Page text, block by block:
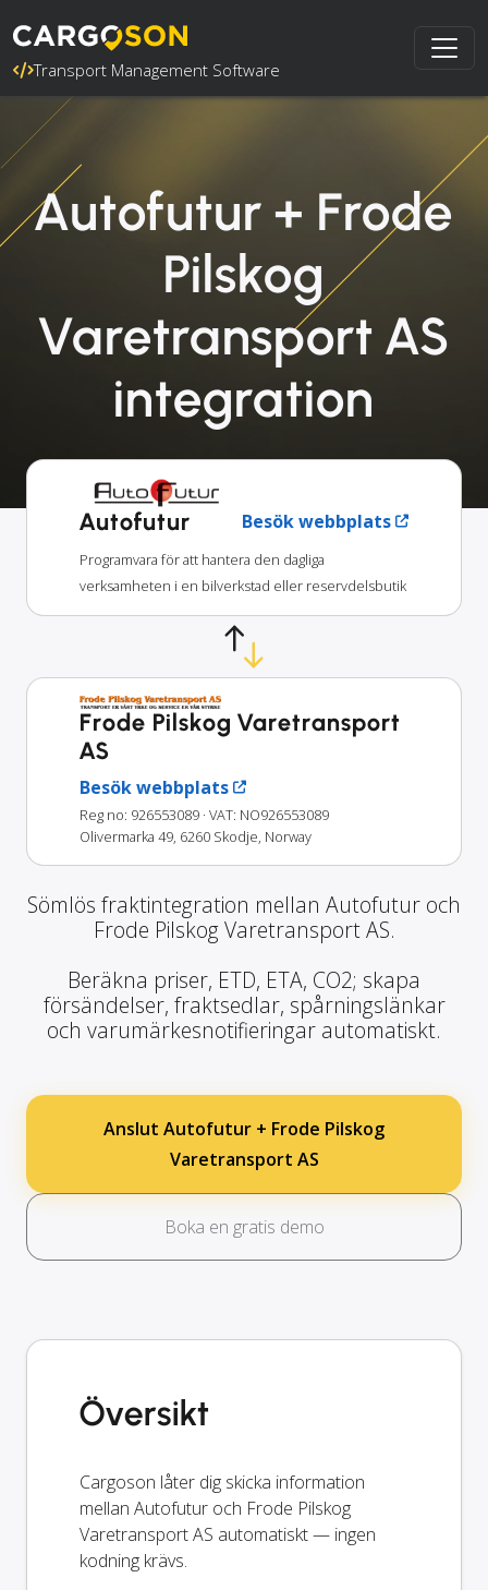
Transport Management Software
Autofutur + Frode
Pilskog
Varetransport AS
integration
Autofutur Besök webbplats
Programvara för att hantera den dagliga
verksamheten i en bilverkstad eller reservdelsbutik
Frode Pilskog Varetransport
AS
Besök webbplats
Reg no: 926553089 · VAT: NO926553089
Olivermarka 49, 6260 Skodje, Norway
Sömlös fraktintegration mellan Autofutur och
Frode Pilskog Varetransport AS.
Beräkna priser, ETD, ETA, CO2; skapa
försändelser, fraktsedlar, spårningslänkar
och varumärkesnotifieringar automatiskt.
Anslut Autofutur + Frode Pilskog
Varetransport AS
Boka en gratis demo
Översikt
Cargoson låter dig skicka information
mellan Autofutur och Frode Pilskog
Varetransport AS automatiskt — ingen
kodning krävs.